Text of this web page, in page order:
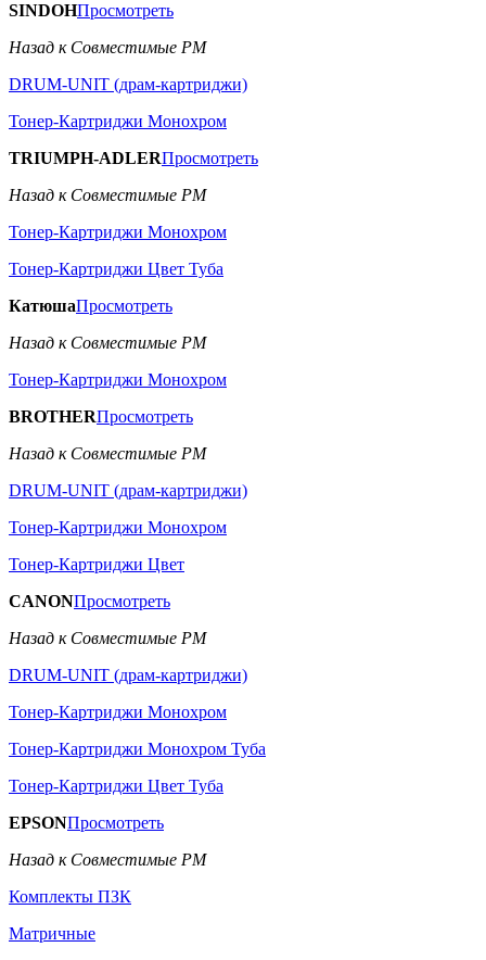
SINDOHПросмотреть
Назад к Совместимые РМ
DRUM-UNIT (драм-картриджи)
Тонер-Картриджи Монохром
TRIUMPH-ADLERПросмотреть
Назад к Совместимые РМ
Тонер-Картриджи Монохром
Тонер-Картриджи Цвет Туба
КатюшаПросмотреть
Назад к Совместимые РМ
Тонер-Картриджи Монохром
BROTHERПросмотреть
Назад к Совместимые РМ
DRUM-UNIT (драм-картриджи)
Тонер-Картриджи Монохром
Тонер-Картриджи Цвет
CANONПросмотреть
Назад к Совместимые РМ
DRUM-UNIT (драм-картриджи)
Тонер-Картриджи Монохром
Тонер-Картриджи Монохром Туба
Тонер-Картриджи Цвет Туба
EPSONПросмотреть
Назад к Совместимые РМ
Комплекты ПЗК
Матричные